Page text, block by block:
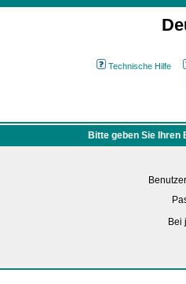
Technische Hilfe
Bitte geben Sie Ihren
Bei